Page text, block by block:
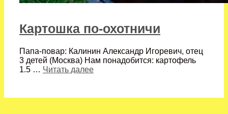
Картошка по-охотничи
Папа-повар: Калинин Александр Игоревич, отец
3 детей (Москва) Нам понадобится: картофель
1.5 … Читать далее